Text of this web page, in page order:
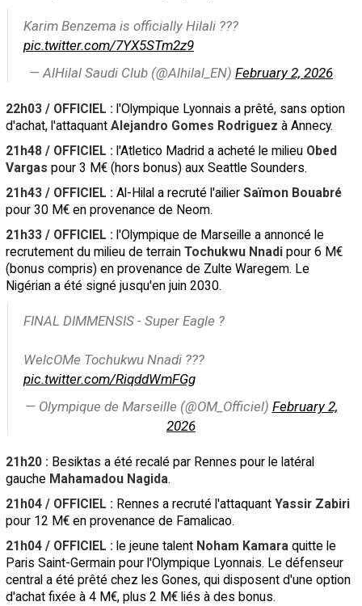
Karim Benzema is officially Hilali ???
pic.twitter.com/7YX5STm2z9
— AlHilal Saudi Club (@Alhilal_EN) February 2, 2026
22h03 / OFFICIEL : l'Olympique Lyonnais a prêté, sans option
d'achat, l'attaquant Alejandro Gomes Rodriguez à Annecy.
21h48 / OFFICIEL : l'Atletico Madrid a acheté le milieu Obed
Vargas pour 3 M€ (hors bonus) aux Seattle Sounders.
21h43 / OFFICIEL : Al-Hilal a recruté l'ailier Saïmon Bouabré
pour 30 M€ en provenance de Neom.
21h33 / OFFICIEL : l'Olympique de Marseille a annoncé le
recrutement du milieu de terrain Tochukwu Nnadi pour 6 M€
(bonus compris) en provenance de Zulte Waregem. Le
Nigérian a été signé jusqu'en juin 2030.
FINAL DIMMENSIS - Super Eagle ?
WelcOMe Tochukwu Nnadi ???
pic.twitter.com/RiqddWmFGg
— Olympique de Marseille (@OM_Officiel) February 2,
2026
21h20 : Besiktas a été recalé par Rennes pour le latéral
gauche Mahamadou Nagida.
21h04 / OFFICIEL : Rennes a recruté l'attaquant Yassir Zabiri
pour 12 M€ en provenance de Famalicao.
21h04 / OFFICIEL : le jeune talent Noham Kamara quitte le
Paris Saint-Germain pour l'Olympique Lyonnais. Le défenseur
central a été prêté chez les Gones, qui disposent d'une option
d'achat fixée à 4 M€, plus 2 M€ liés à des bonus.